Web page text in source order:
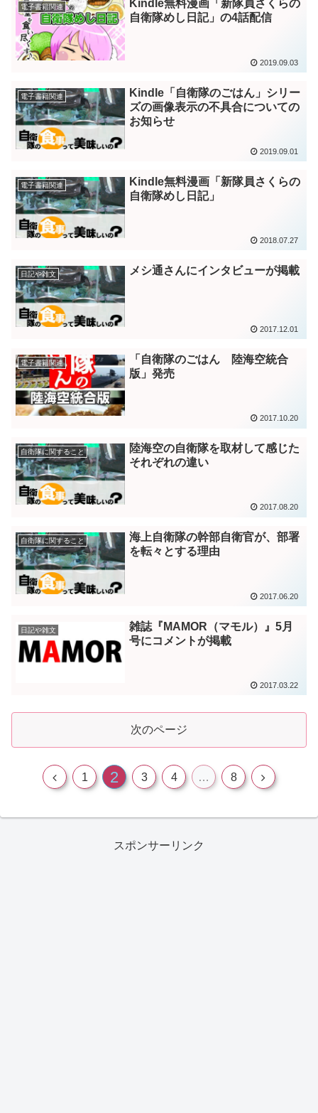
電子書籍関連
Kindle無料漫画「新隊員さくらの
自衛隊めし日記」の4話配信
2019.09.03
電子書籍関連
Kindle「自衛隊のごはん」シリー
ズの画像表示の不具合についての
お知らせ
2019.09.01
電子書籍関連
Kindle無料漫画「新隊員さくらの
自衛隊めし日記」
2018.07.27
日記や雑文 メシ通さんにインタビューが掲載
2017.12.01
電子書籍関連
「自衛隊のごはん 陸海空統合
版」発売
2017.10.20
自衛隊に関すること
陸海空の自衛隊を取材して感じた
それぞれの違い
2017.08.20
自衛隊に関すること
海上自衛隊の幹部自衛官が、部署
を転々とする理由
2017.06.20
日記や雑文
雑誌『MAMOR（マモル）』5月
号にコメントが掲載
2017.03.22
次のページ
1 2 3 4 … 8
スポンサーリンク